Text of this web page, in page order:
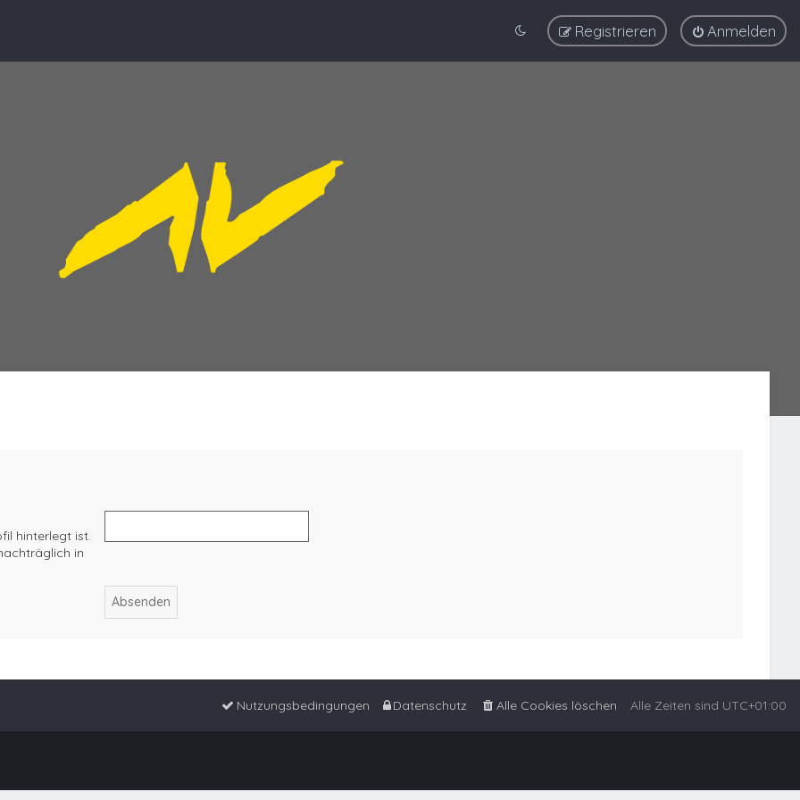
Anmelden
Registrieren
hinterlegt ist.
in
Alle Zeiten sind UTC+01:00
Alle Cookies löschen
Datenschutz
Nutzungsbedingungen